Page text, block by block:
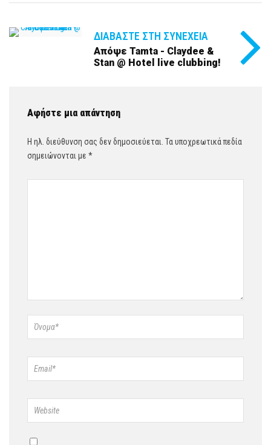
ΔΙΑΒΆΣΤΕ ΣΤΗ ΣΥΝΈΧΕΙΑ
Απόψε Tamta - Claydee &
Stan @ Hotel live clubbing!
Αφήστε μια απάντηση
Η ηλ. διεύθυνση σας δεν δημοσιεύεται. Τα υποχρεωτικά πεδία
σημειώνονται με *